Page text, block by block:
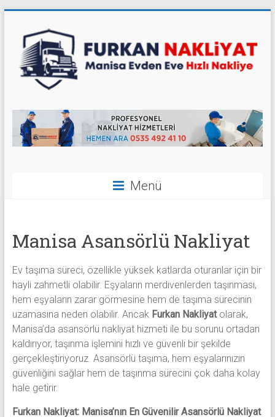
content
Furkan
Nakliyat
Menü
Manisa Asansörlü Nakliyat
Ev taşıma süreci, özellikle yüksek katlarda oturanlar için bir
hayli zahmetli olabilir. Eşyaların merdivenlerden taşınması,
hem eşyaların zarar görmesine hem de taşıma sürecinin
uzamasına neden olabilir. Ancak Furkan Nakliyatolarak,
Manisa’da asansörlü nakliyat hizmeti ile bu sorunu ortadan
kaldırıyor, taşınma işlemini hızlı ve güvenli bir şekilde
gerçekleştiriyoruz. Asansörlü taşıma, hem eşyalarınızın
güvenliğini sağlar hem de taşınma sürecini çok daha kolay
hale getirir.
Furkan Nakliyat: Manisa’nın En Güvenilir Asansörlü Nakliyat